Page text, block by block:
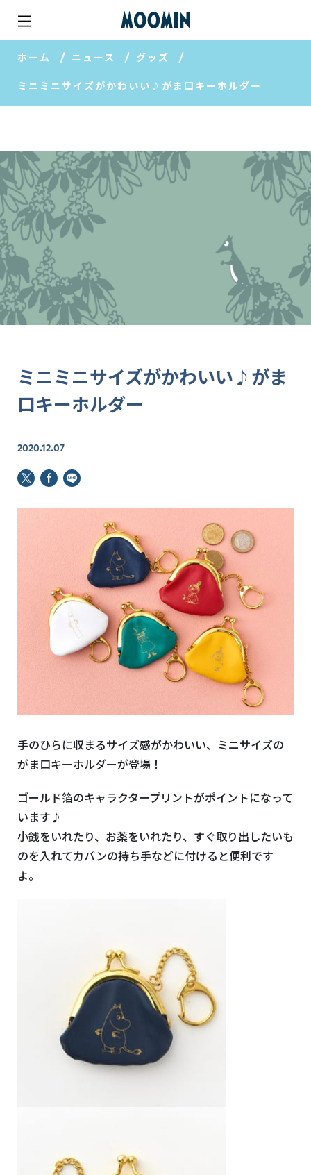
ホーム ニュース グッズ
ミニミニサイズがかわいい♪がま口キーホルダー
ミニミニサイズがかわいい♪がま
口キーホルダー
2020.12.07
手のひらに収まるサイズ感がかわいい、ミニサイズの
がま口キーホルダーが登場！
ゴールド箔のキャラクタープリントがポイントになって
います♪
小銭をいれたり、お薬をいれたり、すぐ取り出したいも
のを入れてカバンの持ち手などに付けると便利です
よ。